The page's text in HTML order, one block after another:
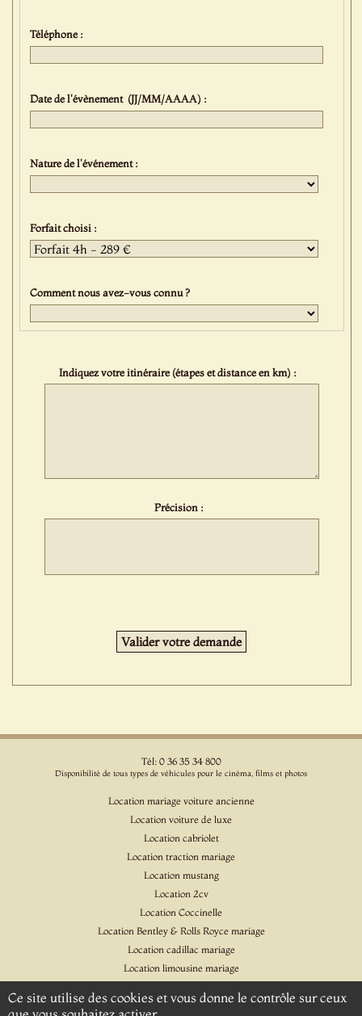
Téléphone :
Date de l'évènement (JJ/MM/AAAA) :
Nature de l'événement :
Forfait choisi :
Comment nous avez-vous connu ?
Indiquez votre itinéraire (étapes et distance en km) :
Précision :
Tél: 0 36 35 34 800
Disponibilité de tous types de véhicules pour le cinéma, films et photos
Location mariage voiture ancienne
Location voiture de luxe
Location cabriolet
Location traction mariage
Location mustang
Location 2cv
Location Coccinelle
Location Bentley & Rolls Royce mariage
Location cadillac mariage
Location limousine mariage
Location Citroen DS
Ce site utilise des cookies et vous donne le contrôle sur ceux